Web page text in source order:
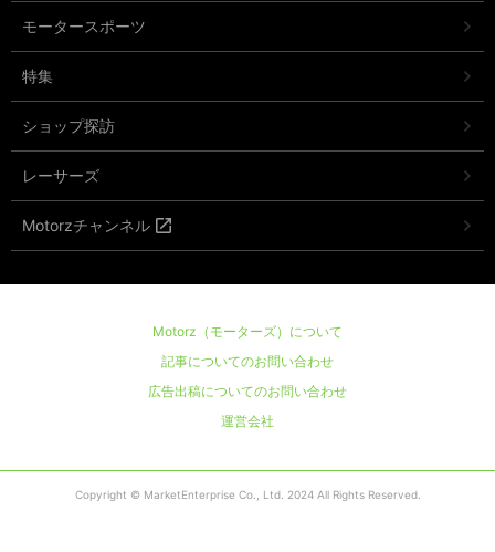
モータースポーツ
特集
ショップ探訪
レーサーズ
Motorzチャンネル
Motorz（モーターズ）について
記事についてのお問い合わせ
広告出稿についてのお問い合わせ
運営会社
Copyright © MarketEnterprise Co., Ltd. 2024 All Rights Reserved.